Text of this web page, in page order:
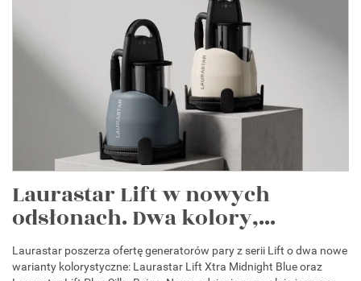
Laurastar Lift w nowych
odsłonach. Dwa kolory,...
Laurastar poszerza ofertę generatorów pary z serii Lift o dwa nowe
warianty kolorystyczne: Laurastar Lift Xtra Midnight Blue oraz